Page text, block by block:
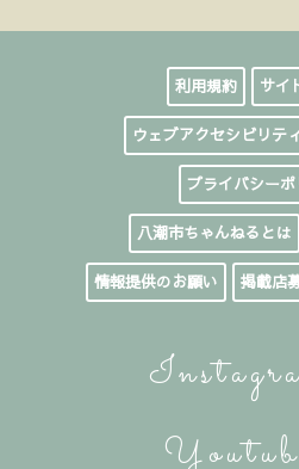
利用規約 サイ
ウェブアクセシビリテ
プライバシー
八潮市ちゃんねるとは
情報提供のお願い 掲載店